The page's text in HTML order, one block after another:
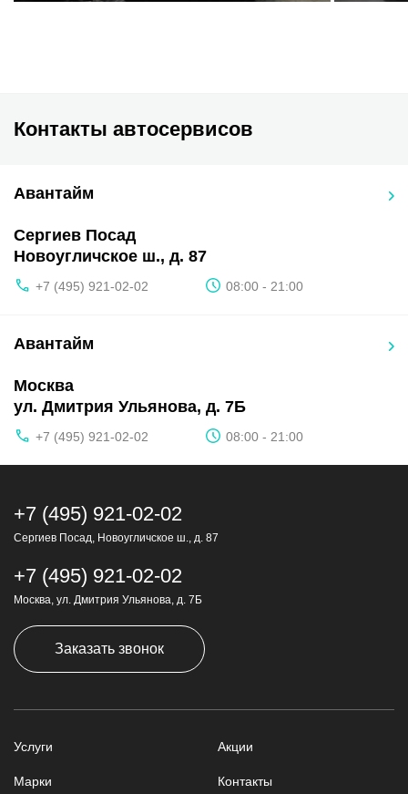
Контакты автосервисов
Авантайм
Сергиев Посад
Новоугличское ш., д. 87
+7 (495) 921-02-02 08:00 - 21:00
Авантайм
Москва
ул. Дмитрия Ульянова, д. 7Б
+7 (495) 921-02-02 08:00 - 21:00
Услуги
Марки
Акции
Контакты
+7 (495) 921-02-02
Сергиев Посад, Новоугличское ш., д. 87
+7 (495) 921-02-02
Москва, ул. Дмитрия Ульянова, д. 7Б
Заказать звонок